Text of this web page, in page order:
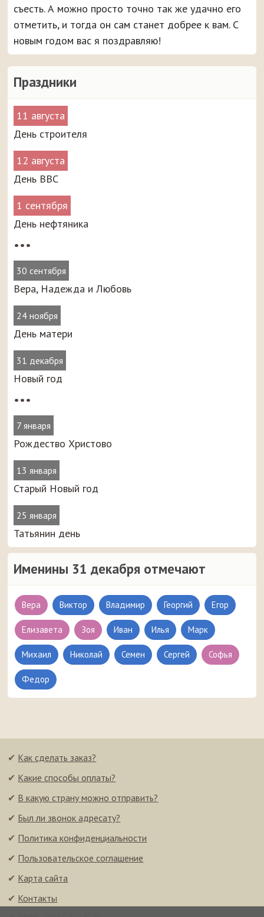
Праздники
11 августа
День строителя
12 августа
День ВВС
1 сентября
День нефтяника
•••
30 сентября
Вера, Надежда и Любовь
24 ноября
День матери
31 декабря
Новый год
•••
7 января
Рождество Христово
13 января
Старый Новый год
25 января
Татьянин день
Именины 31 декабря отмечают
Вера Виктор Владимир Георгий Егор
Елизавета Зоя Иван Илья Марк
Михаил Николай Семен Сергей Софья
Федор
съесть. А можно просто точно так же удачно его
отметить, и тогда он сам станет добрее к вам. С
новым годом вас я поздравляю!
✔ Как сделать заказ?
✔ Какие способы оплаты?
✔ В какую страну можно отправить?
✔ Был ли звонок адресату?
✔ Политика конфиденциальности
✔ Пользовательское соглашение
✔ Карта сайта
✔ Контакты